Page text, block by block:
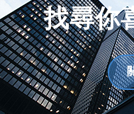
找尋你